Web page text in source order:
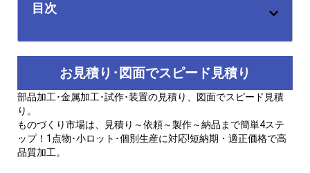
目次
お見積り･図面でスピード見積り
部品加工･金属加工･試作･装置の見積り、図面でスピード見積
り。
ものづくり市場は、見積り～依頼～製作～納品まで簡単4ステ
ップ！1点物･小ロット･個別生産に対応!短納期・適正価格で高
品質加工。